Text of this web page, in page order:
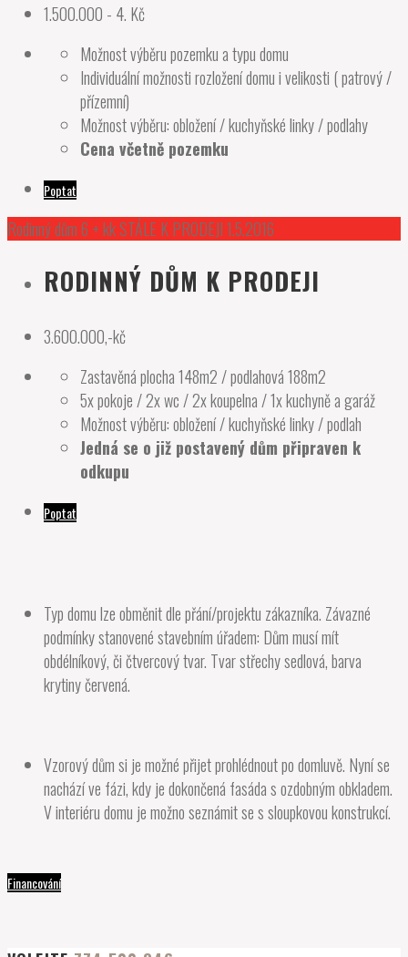
1.500.000 - 4. Kč
Možnost výběru pozemku a typu domu
Individuální možnosti rozložení domu i velikosti ( patrový /
přízemní)
Možnost výběru: obložení / kuchyňské linky / podlahy
Cena včetně pozemku
Poptat
Rodinný dům 6 + kk STÁLE K PRODEJI 1.5.2016
RODINNÝ DŮM K PRODEJI
3.600.000,-kč
Zastavěná plocha 148m2 / podlahová 188m2
5x pokoje / 2x wc / 2x koupelna / 1x kuchyně a garáž
Možnost výběru: obložení / kuchyňské linky / podlah
Jedná se o již postavený dům připraven k
odkupu
Poptat
Typ domu lze obměnit dle přání/projektu zákazníka. Závazné
podmínky stanovené stavebním úřadem: Dům musí mít
obdélníkový, či čtvercový tvar. Tvar střechy sedlová, barva
krytiny červená.
Vzorový dům si je možné přijet prohlédnout po domluvě. Nyní se
nachází ve fázi, kdy je dokončená fasáda s ozdobným obkladem.
V interiéru domu je možno seznámit se s sloupkovou konstrukcí.
Financování